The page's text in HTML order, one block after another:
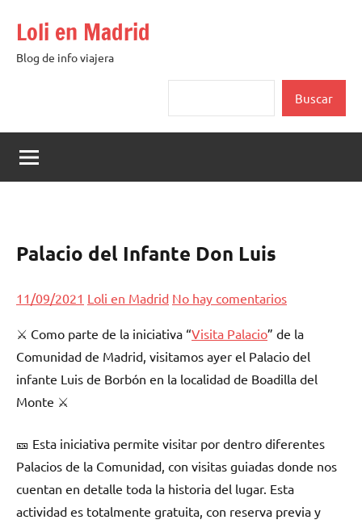
contenido
Loli en Madrid
Blog de info viajera
Buscar
Palacio del Infante Don Luis
11/09/2021 Loli en Madrid No hay comentarios
⚔ Como parte de la iniciativa “Visita Palacio” de la
Comunidad de Madrid, visitamos ayer el Palacio del
infante Luis de Borbón en la localidad de Boadilla del
Monte ⚔
🎫 Esta iniciativa permite visitar por dentro diferentes
Palacios de la Comunidad, con visitas guiadas donde nos
cuentan en detalle toda la historia del lugar. Esta
actividad es totalmente gratuita, con reserva previa y